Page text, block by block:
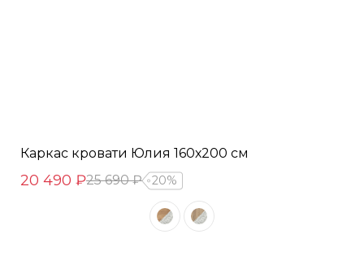
Каркас кровати Юлия 160х200 см
20 490 ₽25 690 ₽ 20%